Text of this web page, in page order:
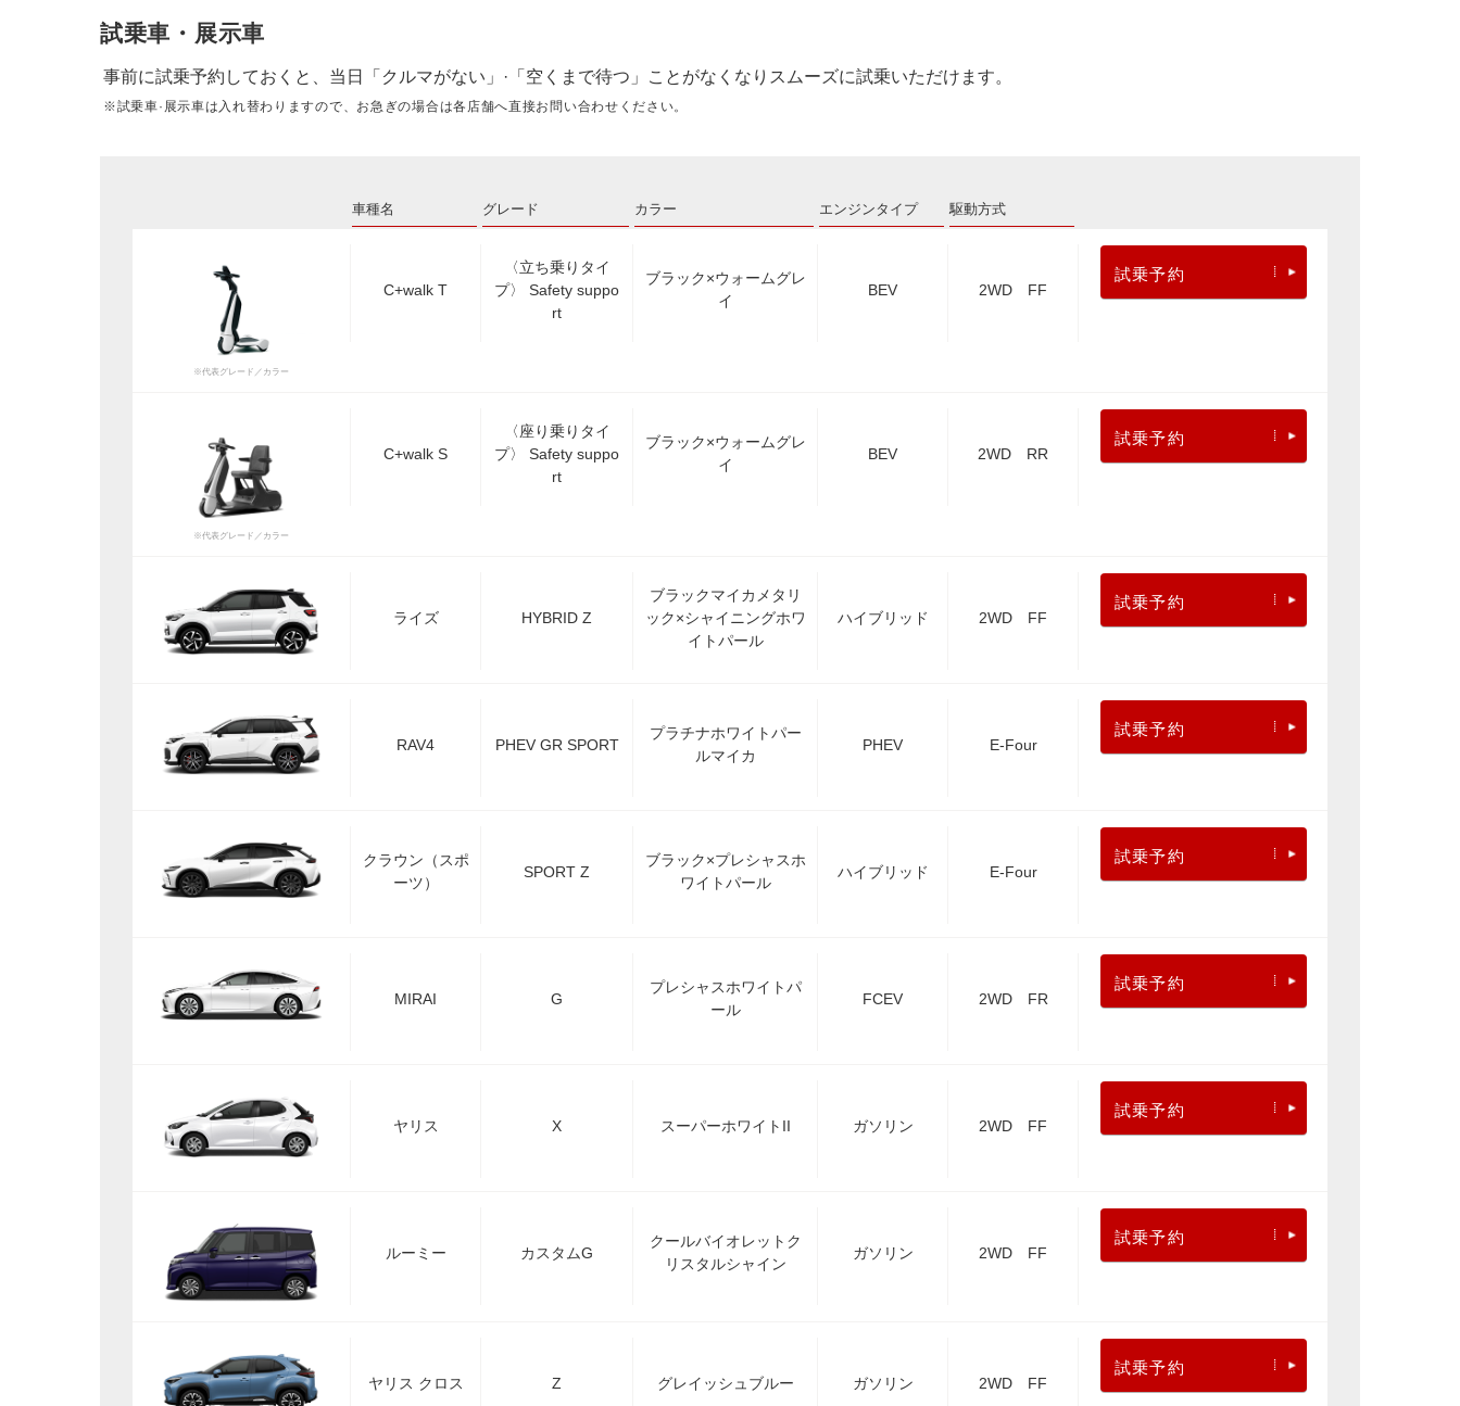
試乗車・展示車
事前に試乗予約しておくと、当日「クルマがない」·「空くまで待つ」ことがなくなりスムーズに試乗いただけます。
※試乗車·展示車は入れ替わりますので、お急ぎの場合は各店舗へ直接お問い合わせください。
車種名 グレード カラー エンジンタイプ 駆動方式
※代表グレード／カラー
C+walk T
〈立ち乗りタイ
プ〉 Safety suppo
rt
ブラック×ウォームグレ
イ
BEV 2WD FF
試乗予約
※代表グレード／カラー
C+walk S
〈座り乗りタイ
プ〉 Safety suppo
rt
ブラック×ウォームグレ
イ
BEV 2WD RR
試乗予約
ライズ HYBRID Z
ブラックマイカメタリ
ック×シャイニングホワ
イトパール
ハイブリッド 2WD FF
試乗予約
RAV4 PHEV GR SPORT
プラチナホワイトパー
ルマイカ
PHEV E-Four
試乗予約
クラウン（スポ
ーツ）
SPORT Z
ブラック×プレシャスホ
ワイトパール
ハイブリッド E-Four
試乗予約
MIRAI G
プレシャスホワイトパ
ール
FCEV 2WD FR
試乗予約
ヤリス X スーパーホワイトII ガソリン 2WD FF
試乗予約
ルーミー カスタムG
クールバイオレットク
リスタルシャイン
ガソリン 2WD FF
試乗予約
ヤリス クロス Z グレイッシュブルー ガソリン 2WD FF
試乗予約